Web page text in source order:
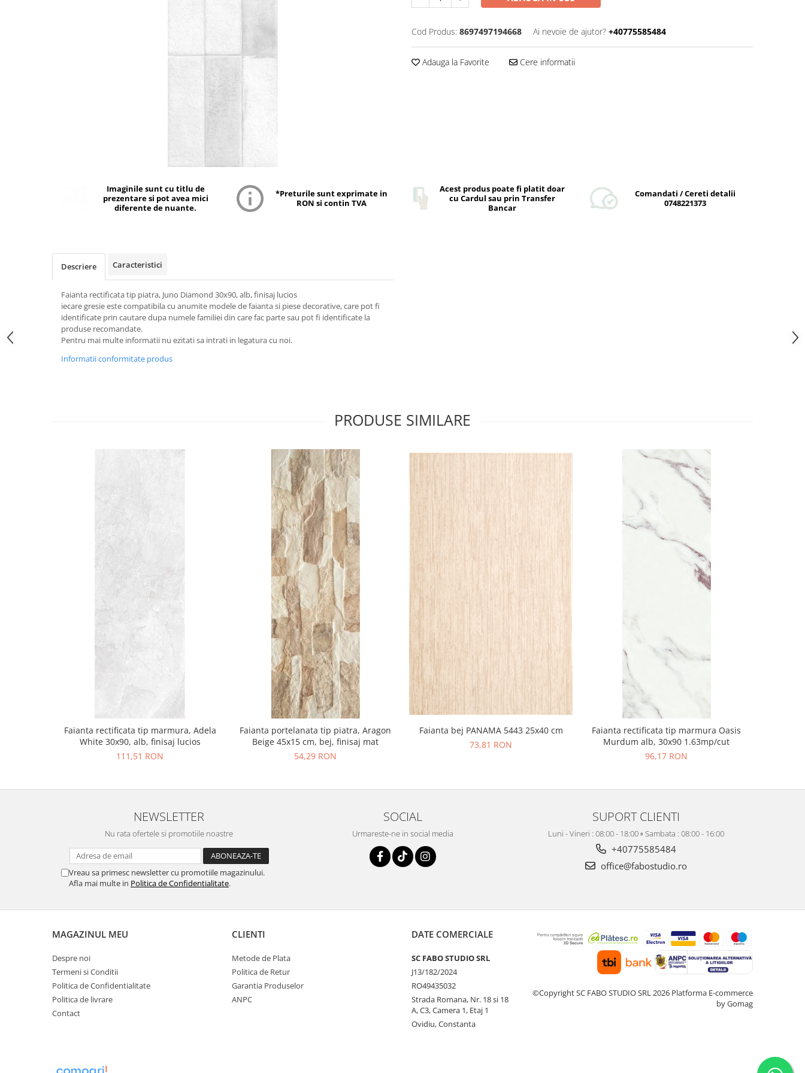
Cod Produs: 8697497194668 Ai nevoie de ajutor? +40775585484
Adauga la Favorite Cere informatii
Imaginile sunt cu titlu de
prezentare si pot avea mici
diferente de nuante.
*Preturile sunt exprimate in
RON si contin TVA
Acest produs poate fi platit doar
cu Cardul sau prin Transfer
Bancar
Comandati / Cereti detalii
0748221373
Descriere Caracteristici
Faianta rectificata tip piatra, Juno Diamond 30x90, alb, finisaj lucios
iecare gresie este compatibila cu anumite modele de faianta si piese decorative, care pot fi
identificate prin cautare dupa numele familiei din care fac parte sau pot fi identificate la
produse recomandate.
Pentru mai multe informatii nu ezitati sa intrati in legatura cu noi.
Informatii conformitate produs
PRODUSE SIMILARE
Faianta rectificata tip marmura, Adela
White 30x90, alb, finisaj lucios
111,51 RON
Faianta portelanata tip piatra, Aragon
Beige 45x15 cm, bej, finisaj mat
54,29 RON
Faianta bej PANAMA 5443 25x40 cm
73,81 RON
Faianta rectificata tip marmura Oasis
Murdum alb, 30x90 1.63mp/cut
96,17 RON
NEWSLETTER
Nu rata ofertele si promotiile noastre
Vreau sa primesc newsletter cu promotiile magazinului.
Afla mai multe in Politica de Confidentialitate.
SOCIAL
Urmareste-ne in social media
SUPORT CLIENTI
Luni - Vineri : 08:00 - 18:00 ▫️ Sambata : 08:00 - 16:00
+40775585484
office@fabostudio.ro
MAGAZINUL MEU
Despre noi
Termeni si Conditii
Politica de Confidentialitate
Politica de livrare
Contact
CLIENTI
Metode de Plata
Politica de Retur
Garantia Produselor
ANPC
DATE COMERCIALE
SC FABO STUDIO SRL
J13/182/2024
RO49435032
Strada Romana, Nr. 18 si 18
A, C3, Camera 1, Etaj 1
Ovidiu, Constanta
©Copyright SC FABO STUDIO SRL 2026 Platforma E-commerce
by Gomag